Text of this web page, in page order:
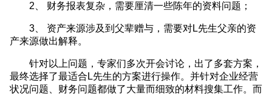
2、 财务报表复杂，需要厘清一些陈年的资料问题；
3、 资产来源涉及到父辈赠与，需要对L先生父亲的资
产来源做出解释。
针对以上问题，专家们多次开会讨论，出了多套方案，
最终选择了最适合L先生的方案进行操作。并针对企业经营
状况问题、财务问题都做了大量而细致的材料搜集工作。而